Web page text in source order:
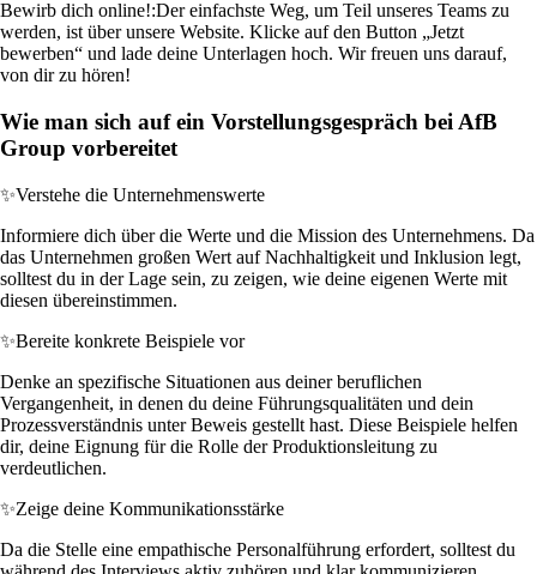
Bewirb dich online!:Der einfachste Weg, um Teil unseres Teams zu
werden, ist über unsere Website. Klicke auf den Button „Jetzt
bewerben“ und lade deine Unterlagen hoch. Wir freuen uns darauf,
von dir zu hören!
Wie man sich auf ein Vorstellungsgespräch bei AfB
Group vorbereitet
✨Verstehe die Unternehmenswerte
Informiere dich über die Werte und die Mission des Unternehmens. Da
das Unternehmen großen Wert auf Nachhaltigkeit und Inklusion legt,
solltest du in der Lage sein, zu zeigen, wie deine eigenen Werte mit
diesen übereinstimmen.
✨Bereite konkrete Beispiele vor
Denke an spezifische Situationen aus deiner beruflichen
Vergangenheit, in denen du deine Führungsqualitäten und dein
Prozessverständnis unter Beweis gestellt hast. Diese Beispiele helfen
dir, deine Eignung für die Rolle der Produktionsleitung zu
verdeutlichen.
✨Zeige deine Kommunikationsstärke
Da die Stelle eine empathische Personalführung erfordert, solltest du